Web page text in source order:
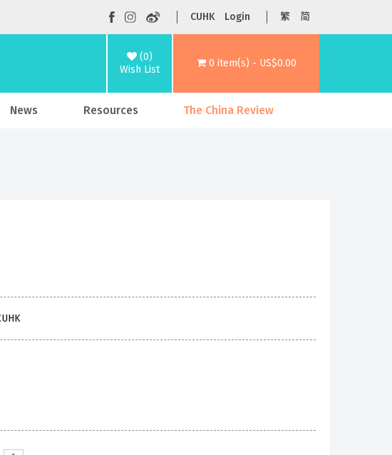
CUHK Login 繁 简
(0)
Wish List
0 item(s) - US$0.00
News Resources The China Review